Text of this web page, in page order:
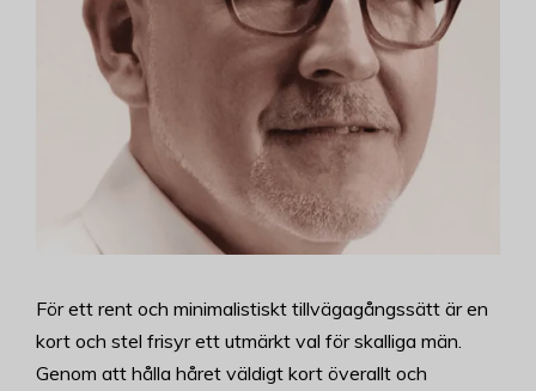
För ett rent och minimalistiskt tillvägagångssätt är en
kort och stel frisyr ett utmärkt val för skalliga män.
Genom att hålla håret väldigt kort överallt och